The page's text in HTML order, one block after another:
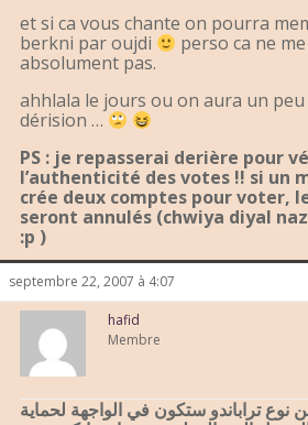
et si ca vous chante on pourra
berkni par oujdi
perso ca ne
absolument pas.
ahhlala le jours ou on aura un peu
dérision …
PS : je repasserai derière pour
l’authenticité des votes !! si un
crée deux comptes pour voter,
seront annulés (chwiya diyal
:p )
septembre 22, 2007 à 4:07
hafid
Membre
نوع تراباندو ستكون في الواجهة لحماية